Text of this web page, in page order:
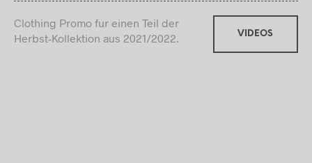
Clothing Promo fur einen Teil der
Herbst-Kollektion aus 2021/2022.
VIDEOS